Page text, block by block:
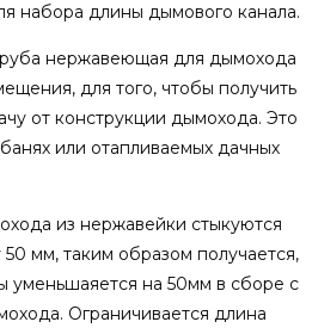
набора длины дымового канала.
нержавеющая для дымохода
для того, чтобы получить
от конструкции дымохода. Это
или отапливаемых дачных
из нержавейки стыкуются
мм, таким образом получается,
уменьшаяется на 50мм в сборе с
Ограничивается длина